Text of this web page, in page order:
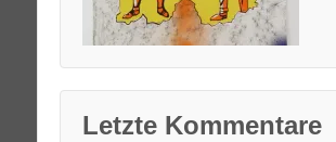
Letzte Kommentare